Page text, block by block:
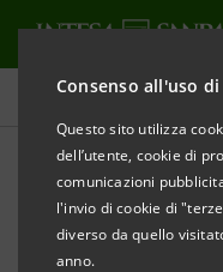
Consenso all'uso
Questo sito utilizza
dell’utente, cookie di
comunicazioni
l'invio di cookie di
diverso da quello
anno.
Comunicati stampa
STAMPA AGGIORNA
PROGRAMMA
TERZA TAPPA DEL